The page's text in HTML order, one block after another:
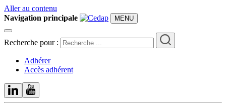
Aller au contenu
Navigation principale
MENU
Recherche pour :
Adhérer
Accès adhérent